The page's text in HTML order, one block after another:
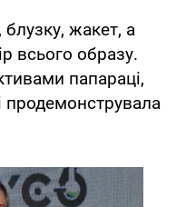
жакет, а
всього образу.
папараці,
продемонструвала